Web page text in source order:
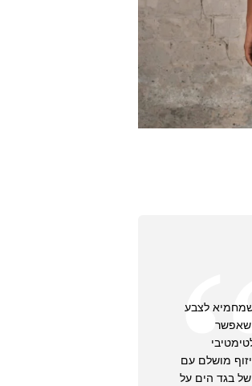
שמחמיא לצבע
שאפשר
מושלם עם
בגד הים על